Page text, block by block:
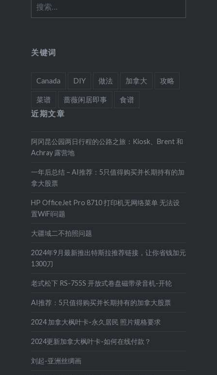
索：
关键词
Canada DIY 做法 加拿大 攻略
菜谱 蔷薇闲居即事 食谱
近期文章
阿冈昆公园两日行程的公路之旅：Kiosk、Brent 和
Achray 露营地
一年后总结 – AI推荐：5只值得购买并长期持有的加
拿大股票
HP OfficeJet Pro 8710 打印机无网络菜单 无法设
置WiFi问题
大疆域二不拍照问题
2024年9月最新推出特斯拉推荐链接，让你省钱加元
1300刀
老式松下 RS-755S 开放式卷盘磁带录音机-开轮
AI推荐：5只值得购买并长期持有的加拿大股票
2024 加拿大枫叶卡-永久居民 照片规格要求
2024更新加拿大枫叶卡-如何在线付款？
刘起-亚洲丝绸画